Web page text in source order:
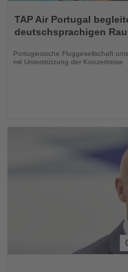
Sie
die
TAP Air Portugal
deutschsprachigen
Portugiesische Fluggesellschaft
mit Unterstützung der Konzertreise